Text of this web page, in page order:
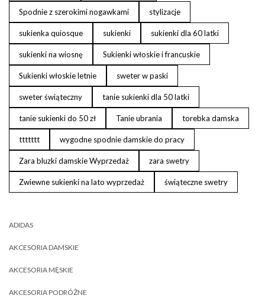
Spodnie z szerokimi nogawkami stylizacje
sukienka quiosque sukienki sukienki dla 60 latki
sukienki na wiosnę Sukienki włoskie i francuskie
Sukienki włoskie letnie sweter w paski
sweter świąteczny tanie sukienki dla 50 latki
tanie sukienki do 50 zł Tanie ubrania torebka damska
ttttttt wygodne spodnie damskie do pracy
Zara bluzki damskie Wyprzedaż zara swetry
Zwiewne sukienki na lato wyprzedaż świąteczne swetry
ADIDAS
AKCESORIA DAMSKIE
AKCESORIA MĘSKIE
AKCESORIA PODRÓŻNE